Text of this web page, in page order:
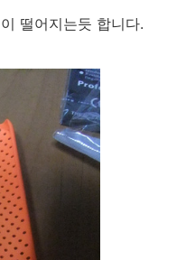
떨어지는듯 합니다.